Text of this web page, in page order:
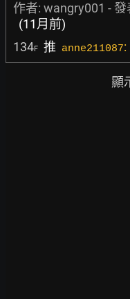
作者: wangry001 -
(11月前)
134F 推 anne211087
顯